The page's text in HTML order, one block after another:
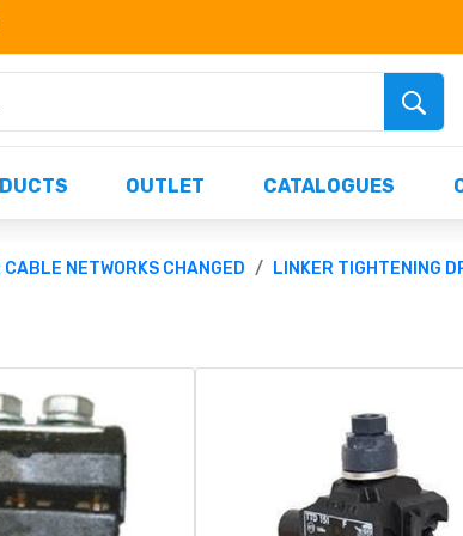
Não perca já as centenas de produtos
OUTLET CATALOGUES
NETWORKS CHANGED LINKER TIGHTENING